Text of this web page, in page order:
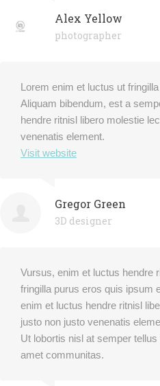
Alex Yellow
photographer
Lorem enim et luctus ut
Aliquam bibendum, est a
hendre ritnisl libero molestie
venenatis element.
Visit website
Gregor Green
3D designer
Vursus, enim et luctus hendre
fringilla purus eros quis ipsum
enim et luctus hendre ritnisl
justo non justo venenatis
Ut lobortis nisl at semper
amet communitas.